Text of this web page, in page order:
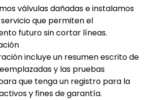
válvulas dañadas e instalamos
que permiten el
futuro sin cortar líneas.
incluye un resumen escrito de
y las pruebas
que tenga un registro para la
y fines de garantía.